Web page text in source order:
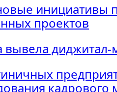
инициативы
проектов
вывела
кадрового